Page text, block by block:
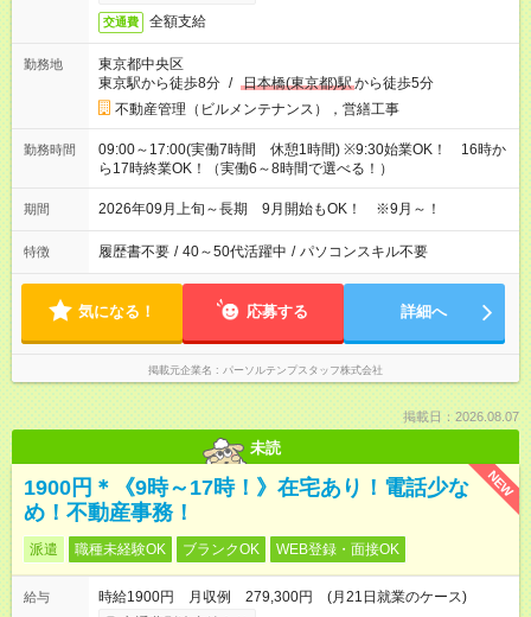
交通費 全額支給
勤務地
東京都中央区
東京駅から徒歩8分 / 日本橋(東京都)駅から徒歩5分
不動産管理（ビルメンテナンス），営繕工事
勤務時間
09:00～17:00(実働7時間 休憩1時間) ※9:30始業OK！ 16時か
ら17時終業OK！（実働6～8時間で選べる！）
期間 2026年09月上旬～長期 9月開始もOK！ ※9月～！
特徴 履歴書不要 / 40～50代活躍中 / パソコンスキル不要
気になる！ 応募する 詳細へ
掲載元企業名 パーソルテンプスタッフ株式会社
掲載日：2026.08.07
未読
NEW
1900円＊《9時～17時！》在宅あり！電話少な
め！不動産事務！
派遣 職種未経験OK ブランクOK WEB登録・面接OK
給与
時給1900円 月収例 279,300円 (月21日就業のケース)